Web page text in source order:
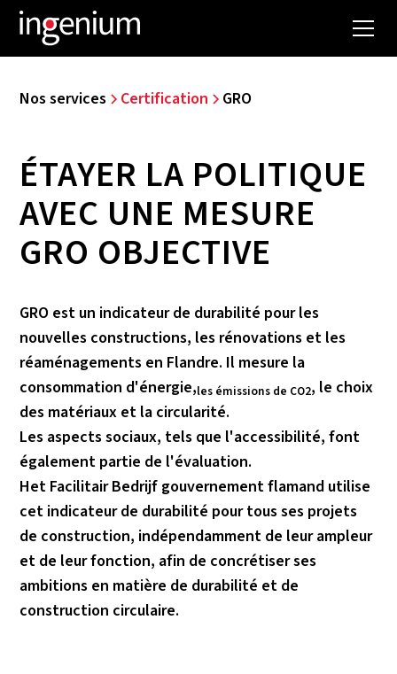
Nos services Certification GRO
ÉTAYER LA POLITIQUE
AVEC UNE MESURE
GRO OBJECTIVE
GRO est un indicateur de durabilité pour les
nouvelles constructions, les rénovations et les
réaménagements en Flandre. Il mesure la
consommation d'énergie,les émissions de CO2, le choix
des matériaux et la circularité.
Les aspects sociaux, tels que l'accessibilité, font
également partie de l'évaluation.
Het Facilitair Bedrijf gouvernement flamand utilise
cet indicateur de durabilité pour tous ses projets
de construction, indépendamment de leur ampleur
et de leur fonction, afin de concrétiser ses
ambitions en matière de durabilité et de
construction circulaire.